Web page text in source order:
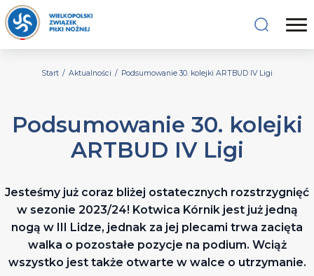
Start / Aktualności / Podsumowanie 30. kolejki ARTBUD IV Ligi
Podsumowanie 30. kolejki
ARTBUD IV Ligi
Jesteśmy już coraz bliżej ostatecznych rozstrzygnięć
w sezonie 2023/24! Kotwica Kórnik jest już jedną
nogą w III Lidze, jednak za jej plecami trwa zacięta
walka o pozostałe pozycje na podium. Wciąż
wszystko jest także otwarte w walce o utrzymanie.